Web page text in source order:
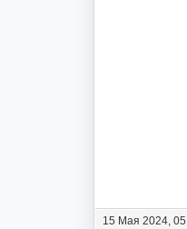
15 Мая 2024,